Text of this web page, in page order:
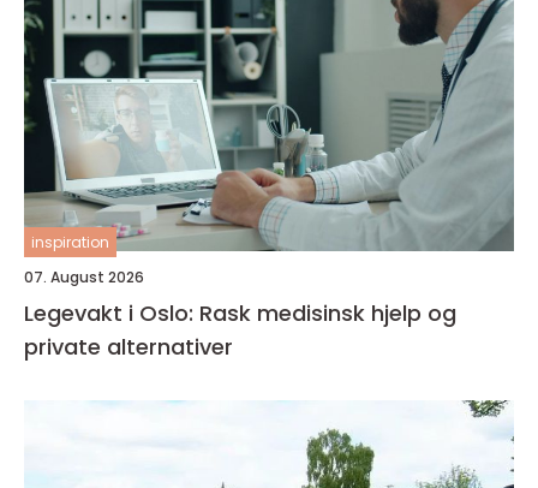
inspiration
07. August 2026
Legevakt i Oslo: Rask medisinsk hjelp og
private alternativer